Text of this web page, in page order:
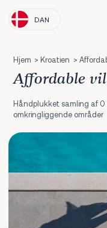
DAN
Hjem Kroatien
Affordable
Håndplukket samling af 0
omkringliggende områder